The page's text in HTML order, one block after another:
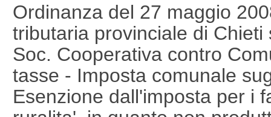
Ordinanza del 27 maggio
tributaria provinciale di
Soc. Cooperativa contro
tasse - Imposta comunale
Esenzione dall'imposta per i